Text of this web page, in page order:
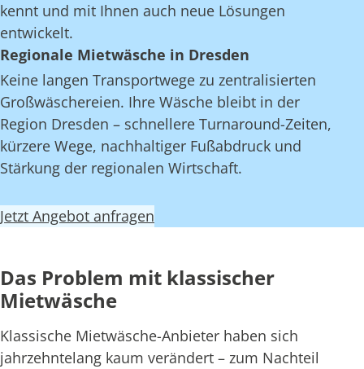
kennt und mit Ihnen auch neue Lösungen
entwickelt.
Regionale Mietwäsche in Dresden
Keine langen Transportwege zu zentralisierten
Großwäschereien. Ihre Wäsche bleibt in der
Region Dresden – schnellere Turnaround-Zeiten,
kürzere Wege, nachhaltiger Fußabdruck und
Stärkung der regionalen Wirtschaft.
Jetzt Angebot anfragen
Das Problem mit klassischer
Mietwäsche
Klassische Mietwäsche-Anbieter haben sich
jahrzehntelang kaum verändert – zum Nachteil